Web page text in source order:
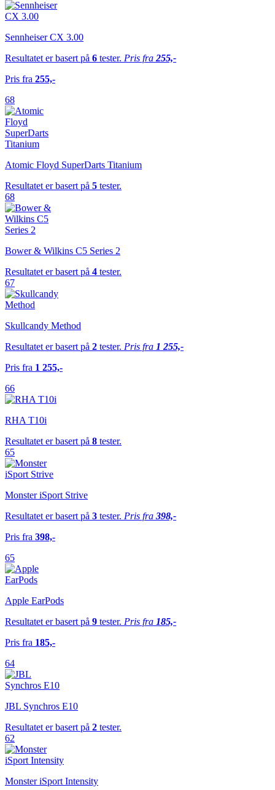
Sennheiser CX 3.00
Resultatet er basert på 6 tester. Pris fra 255,-
Pris fra 255,-
68
Atomic Floyd SuperDarts Titanium
Resultatet er basert på 5 tester.
68
Bower & Wilkins C5 Series 2
Resultatet er basert på 4 tester.
67
Skullcandy Method
Resultatet er basert på 2 tester. Pris fra 1 255,-
Pris fra 1 255,-
66
RHA T10i
Resultatet er basert på 8 tester.
65
Monster iSport Strive
Resultatet er basert på 3 tester. Pris fra 398,-
Pris fra 398,-
65
Apple EarPods
Resultatet er basert på 9 tester. Pris fra 185,-
Pris fra 185,-
64
JBL Synchros E10
Resultatet er basert på 2 tester.
62
Monster iSport Intensity